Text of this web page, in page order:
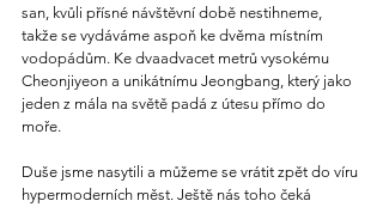
san, kvůli přísné návštěvní době nestihneme,
takže se vydáváme aspoň ke dvěma místním
vodopádům. Ke dvaadvacet metrů vysokému
Cheonjiyeon a unikátnímu Jeongbang, který jako
jeden z mála na světě padá z útesu přímo do
moře.
Duše jsme nasytili a můžeme se vrátit zpět do víru
hypermoderních měst. Ještě nás toho čeká